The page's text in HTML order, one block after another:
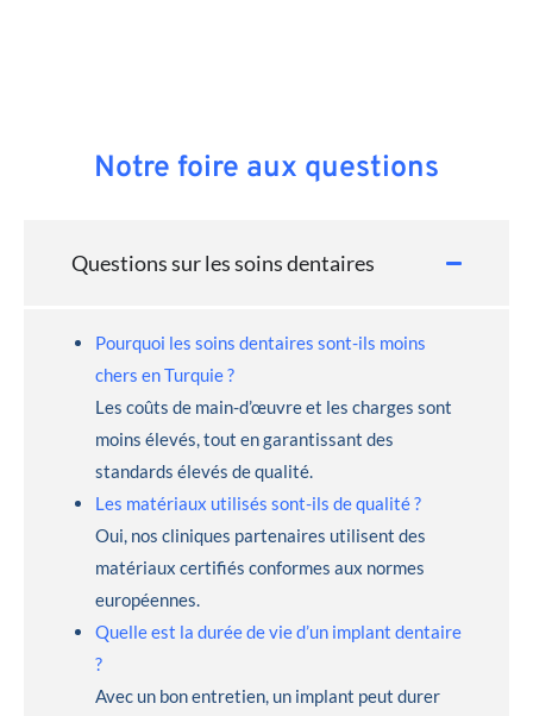
Notre foire aux questions
Questions sur les soins dentaires
Pourquoi les soins dentaires sont-ils moins
chers en Turquie ?
Les coûts de main-d’œuvre et les charges sont
moins élevés, tout en garantissant des
standards élevés de qualité.
Les matériaux utilisés sont-ils de qualité ?
Oui, nos cliniques partenaires utilisent des
matériaux certifiés conformes aux normes
européennes.
Quelle est la durée de vie d’un implant dentaire
?
Avec un bon entretien, un implant peut durer